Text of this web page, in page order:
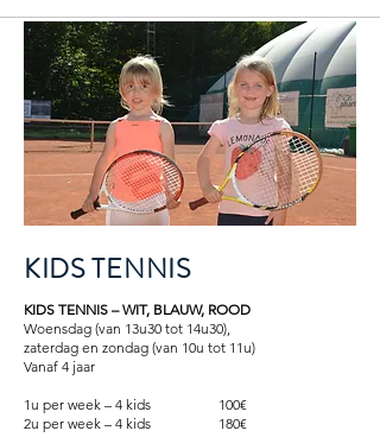
KIDS TENNIS
KIDS TENNIS – WIT, BLAUW, ROOD
Woensdag (van 13u30 tot 14u30),
zaterdag en zondag (van 10u tot 11u)
Vanaf 4 jaar
1u per week – 4 kids 100€
2u per week – 4 kids 180€